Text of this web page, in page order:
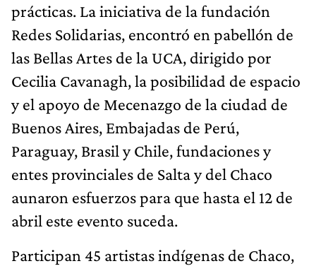
prácticas. La iniciativa de la fundación
Redes Solidarias, encontró en pabellón de
las Bellas Artes de la UCA, dirigido por
Cecilia Cavanagh, la posibilidad de espacio
y el apoyo de Mecenazgo de la ciudad de
Buenos Aires, Embajadas de Perú,
Paraguay, Brasil y Chile, fundaciones y
entes provinciales de Salta y del Chaco
aunaron esfuerzos para que hasta el 12 de
abril este evento suceda.
Participan 45 artistas indígenas de Chaco,